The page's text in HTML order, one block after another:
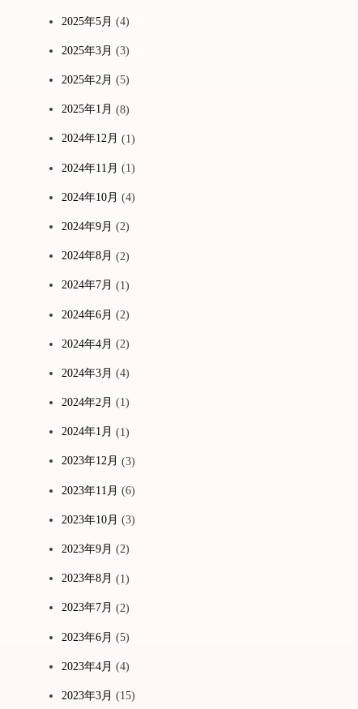
2025年5月 (4)
2025年3月 (3)
2025年2月 (5)
2025年1月 (8)
2024年12月 (1)
2024年11月 (1)
2024年10月 (4)
2024年9月 (2)
2024年8月 (2)
2024年7月 (1)
2024年6月 (2)
2024年4月 (2)
2024年3月 (4)
2024年2月 (1)
2024年1月 (1)
2023年12月 (3)
2023年11月 (6)
2023年10月 (3)
2023年9月 (2)
2023年8月 (1)
2023年7月 (2)
2023年6月 (5)
2023年4月 (4)
2023年3月 (15)